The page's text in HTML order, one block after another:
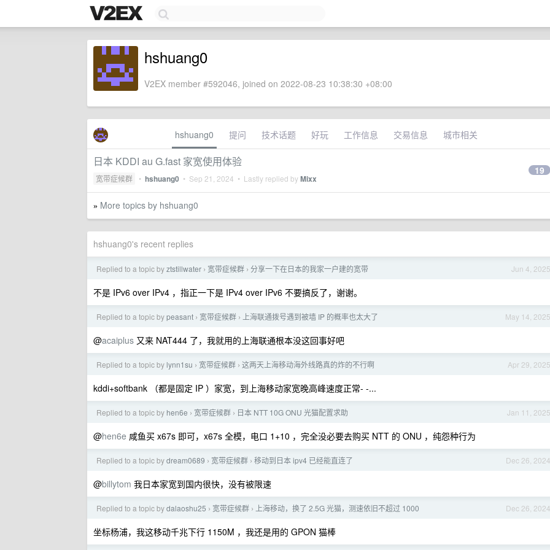
hshuang0
V2EX member #592046, joined on 2022-08-23 10:38:30 +08:00
hshuang0 提问 技术话题 好玩 工作信息 交易信息 城市相关
日本 KDDI au G.fast 家宽使用体验
宽带症候群 • hshuang0 • Sep 21, 2024 • Lastly replied byMixx
19
» More topics by hshuang0
hshuang0's recent replies
Jun 4, 2025
Replied to a topic byztstillwater › 宽带症候群 › 分享一下在日本的我家一户建的宽带
不是 IPv6 over IPv4 ，指正一下是 IPv4 over IPv6 不要搞反了，谢谢。
May 14, 2025
Replied to a topic bypeasant › 宽带症候群 › 上海联通拨号遇到被墙 IP 的概率也太大了
@acaiplus 又来 NAT444 了，我就用的上海联通根本没这回事好吧
Apr 29, 2025
Replied to a topic by lynn1su › 宽带症候群 › 这两天上海移动海外线路真的炸的不行啊
kddi+softbank （都是固定 IP ）家宽，到上海移动家宽晚高峰速度正常- -...
Jan 11, 2025
Replied to a topic by hen6e › 宽带症候群 › 日本 NTT 10G ONU 光猫配置求助
@hen6e 咸鱼买 x67s 即可，x67s 全模，电口 1+10 ，完全没必要去购买 NTT 的 ONU ，纯怨种行为
Dec 26, 2024
Replied to a topic bydream0689 › 宽带症候群 › 移动到日本 ipv4 已经能直连了
@billytom 我日本家宽到国内很快，没有被限速
Dec 26, 2024
Replied to a topic bydalaoshu25 › 宽带症候群 › 上海移动，换了 2.5G 光猫，测速依旧不超过 1000
坐标杨浦，我这移动千兆下行 1150M ，我还是用的 GPON 猫棒